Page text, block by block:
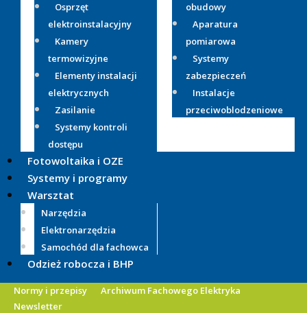
Osprzęt
elektroinstalacyjny
Kamery
termowizyjne
Elementy instalacji
elektrycznych
Zasilanie
Systemy kontroli
dostępu
obudowy
Aparatura
pomiarowa
Systemy
zabezpieczeń
Instalacje
przeciwoblodzeniowe
Fotowoltaika i OZE
Systemy i programy
Warsztat
Narzędzia
Elektronarzędzia
Samochód dla fachowca
Odzież robocza i BHP
Normy i przepisy
Archiwum Fachowego Elektryka
Newsletter